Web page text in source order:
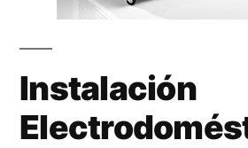
Instalación